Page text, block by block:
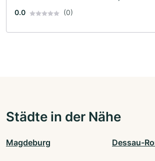
0.0 (0)
Städte in der Nähe
Magdeburg Dessau-